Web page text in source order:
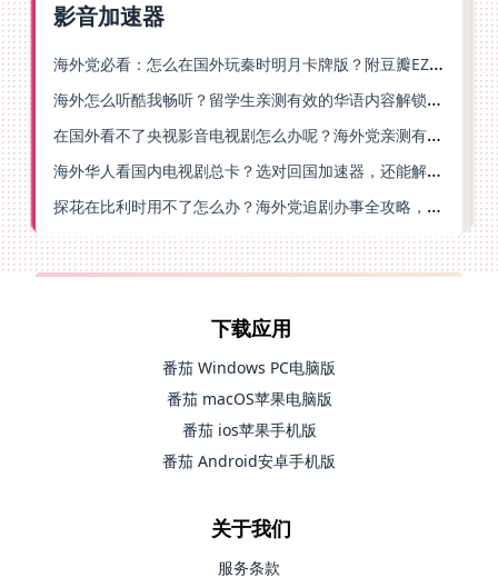
影音加速器
海外党必看：怎么在国外玩秦时明月卡牌版？附豆瓣EZCast地区限制破解法
海外怎么听酷我畅听？留学生亲测有效的华语内容解锁指南
在国外看不了央视影音电视剧怎么办呢？海外党亲测有效的回国加速方案
海外华人看国内电视剧总卡？选对回国加速器，还能解决菲律宾打不开反诈中心的问题
探花在比利时用不了怎么办？海外党追剧办事全攻略，选对加速器就够了
下载应用
番茄 Windows PC电脑版
番茄 macOS苹果电脑版
番茄 ios苹果手机版
番茄 Android安卓手机版
关于我们
服务条款